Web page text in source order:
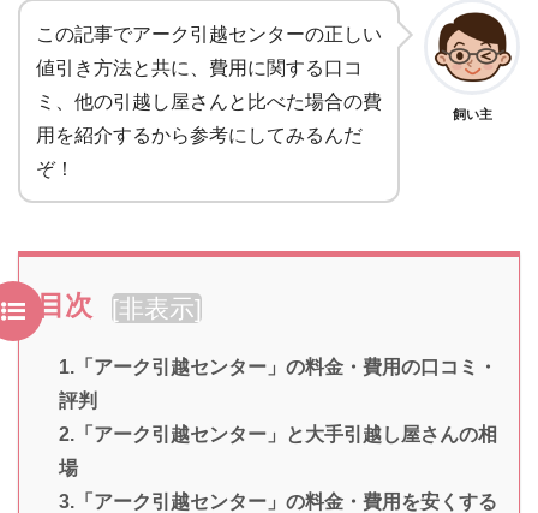
この記事でアーク引越センターの正しい
値引き方法と共に、費用に関する口コ
ミ、他の引越し屋さんと比べた場合の費
用を紹介するから参考にしてみるんだ
ぞ！
飼い主
目次 [非表示]
1.「アーク引越センター」の料金・費用の口コミ・
評判
2.「アーク引越センター」と大手引越し屋さんの相
場
3.「アーク引越センター」の料金・費用を安くする